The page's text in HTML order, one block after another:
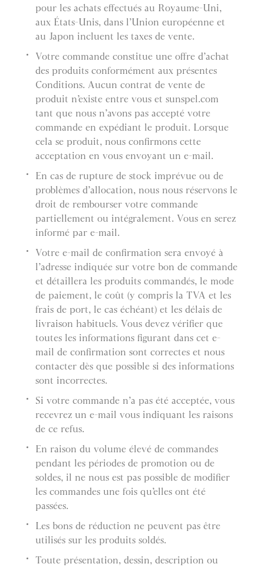
pour les achats effectués au Royaume-Uni,
aux États-Unis, dans l’Union européenne et
au Japon incluent les taxes de vente.
Votre commande constitue une offre d’achat
des produits conformément aux présentes
Conditions. Aucun contrat de vente de
produit n’existe entre vous et sunspel.com
tant que nous n’avons pas accepté votre
commande en expédiant le produit. Lorsque
cela se produit, nous confirmons cette
acceptation en vous envoyant un e-mail.
En cas de rupture de stock imprévue ou de
problèmes d’allocation, nous nous réservons le
droit de rembourser votre commande
partiellement ou intégralement. Vous en serez
informé par e-mail.
Votre e-mail de confirmation sera envoyé à
l’adresse indiquée sur votre bon de commande
et détaillera les produits commandés, le mode
de paiement, le coût (y compris la TVA et les
frais de port, le cas échéant) et les délais de
livraison habituels. Vous devez vérifier que
toutes les informations figurant dans cet e-
mail de confirmation sont correctes et nous
contacter dès que possible si des informations
sont incorrectes.
Si votre commande n’a pas été acceptée, vous
recevrez un e-mail vous indiquant les raisons
de ce refus.
En raison du volume élevé de commandes
pendant les périodes de promotion ou de
soldes, il ne nous est pas possible de modifier
les commandes une fois qu’elles ont été
passées.
Les bons de réduction ne peuvent pas être
utilisés sur les produits soldés.
Toute présentation, dessin, description ou